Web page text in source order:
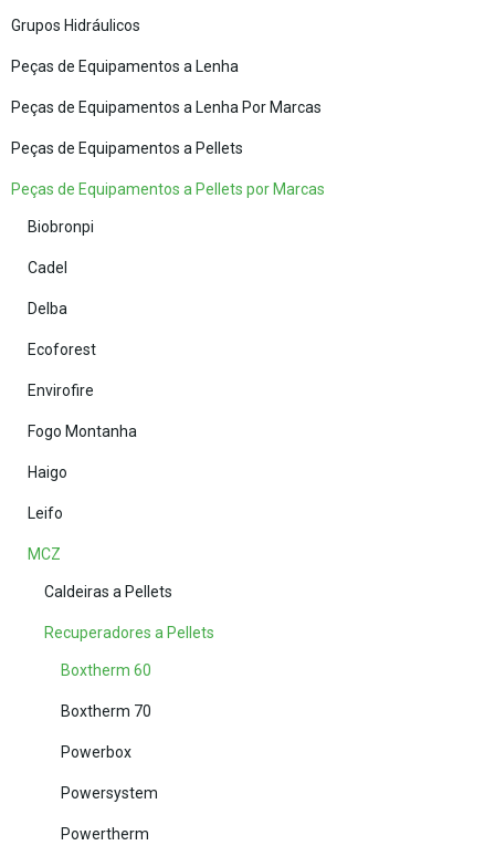
Grupos Hidráulicos
Peças de Equipamentos a Lenha
Peças de Equipamentos a Lenha Por Marcas
Peças de Equipamentos a Pellets
Peças de Equipamentos a Pellets por Marcas
Biobronpi
Cadel
Delba
Ecoforest
Envirofire
Fogo Montanha
Haigo
Leifo
MCZ
Caldeiras a Pellets
Recuperadores a Pellets
Boxtherm 60
Boxtherm 70
Powerbox
Powersystem
Powertherm